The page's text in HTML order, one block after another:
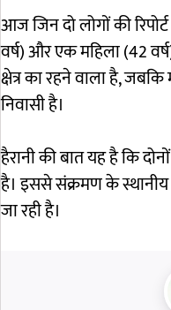
आज जिन दो लोगों की
वर्ष) और एक महिला (42
क्षेत्र का रहने वाला है,
निवासी है।
हैरानी की बात यह है कि
है। इससे संक्रमण के
जा रही है।